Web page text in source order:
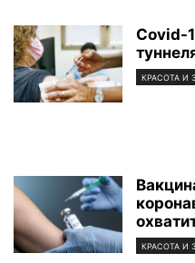
Covid-
КРАСОТА И
КРАСОТА И